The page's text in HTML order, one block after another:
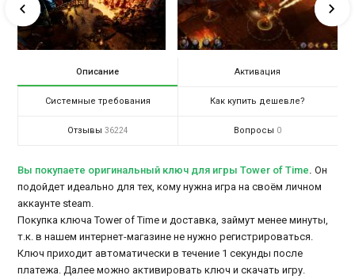
Описание Активация
Системные требования Как купить дешевле?
Отзывы 36224 Вопросы 0
Вы покупаете оригинальный ключ для игры Tower of Time. Он
подойдет идеально для тех, кому нужна игра на своём личном
аккаунте steam.
Покупка ключа Tower of Time и доставка, займут менее минуты,
т.к. в нашем интернет-магазине не нужно регистрироваться.
Ключ приходит автоматически в течение 1 секунды после
платежа. Далее можно активировать ключ и скачать игру.